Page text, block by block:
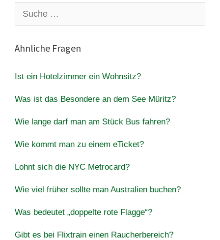
nach:
Ähnliche Fragen
Ist ein Hotelzimmer ein Wohnsitz?
Was ist das Besondere an dem See Müritz?
Wie lange darf man am Stück Bus fahren?
Wie kommt man zu einem eTicket?
Lohnt sich die NYC Metrocard?
Wie viel früher sollte man Australien buchen?
Was bedeutet „doppelte rote Flagge“?
Gibt es bei Flixtrain einen Raucherbereich?